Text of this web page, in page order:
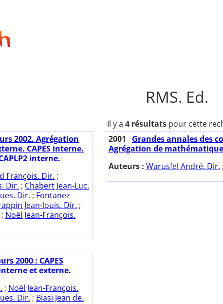
RMS. Ed.
Il y a 4 résultats pour cette
2002. Agrégation
CAPES interne.
interne.
François. Dir. ;
Dir. ; Chabert Jean-Luc.
Dir. ; Fontanez
Jean-louis. Dir. ;
; Noël Jean-François.
2001
Grandes annales des
Agrégation de
Auteurs : Warusfel André. Dir. ;
2000 : CAPES
et externe.
; Noël Jean-François.
Dir. ; Biasi Jean de.